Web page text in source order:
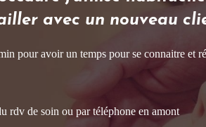
avec un nouveau
pour avoir un temps pour se connaitre et
rdv de soin ou par téléphone en amont